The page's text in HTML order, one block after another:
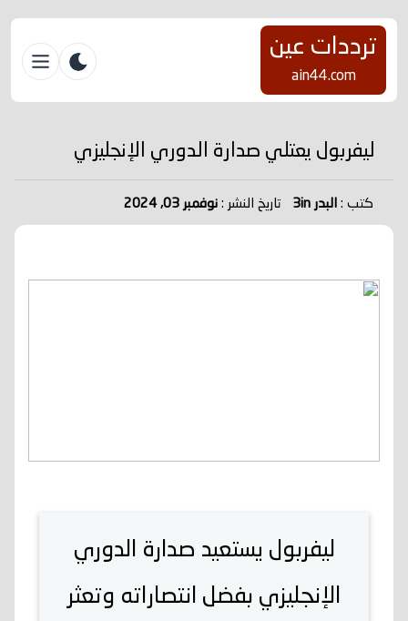
ترددات عين
ain44.com
ليفربول يعتلي صدارة الدوري الإنجليزي
كتب :البدر 3in تاريخ النشر :نوفمبر 03, 2024
ليفربول يستعيد صدارة الدوري
الإنجليزي بفضل انتصاراته وتعثر